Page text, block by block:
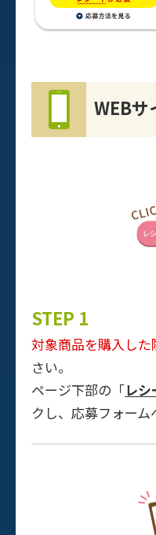
WEBサ
STEP 1
対象商品を購入した
さい。
ページ下部の「レ
クし、応募フォーム